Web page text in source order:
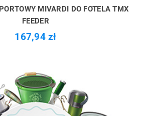
MIVARDI DO FOTELA TMX
FEEDER
167,94 zł